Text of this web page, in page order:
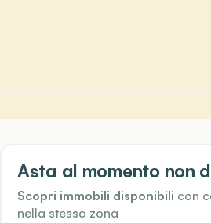
Asta al momento non
Scopri immobili disponibili con
nella stessa zona